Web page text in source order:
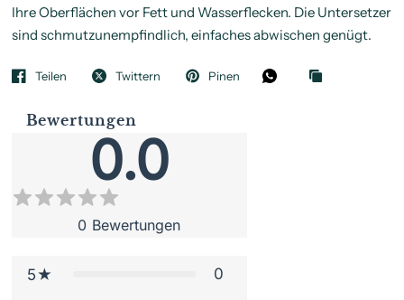
Ihre Oberflächen vor Fett und Wasserflecken. Die Untersetzer
sind schmutzunempfindlich, einfaches abwischen genügt.
Teilen Twittern Pinen
Bewertungen
0.0
0 Bewertungen
5 0